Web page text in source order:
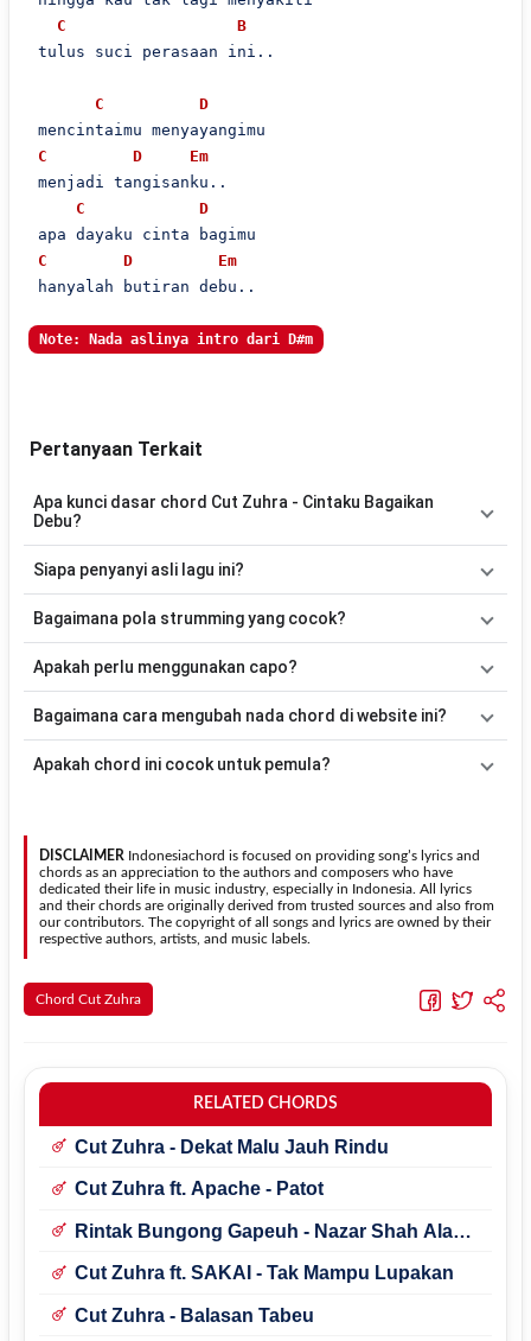
C
B
tulus suci perasaan ini..
C
D
mencintaimu menyayangimu
C
D
Em
menjadi tangisanku..
C
D
apa dayaku cinta bagimu
C
D
Em
hanyalah butiran debu..
Note: Nada aslinya intro dari D#m
Pertanyaan Terkait
Apa kunci dasar chord Cut Zuhra - Cintaku Bagaikan
Debu?
Am, D, G, C, Bm, B. Versi chord ini telah disederhanakan sehingga
belajar memainkan lagu ini.
Siapa penyanyi asli lagu ini?
olehCut Zuhra. Pada halaman ini tersedia versi chord gitar yang
Bagaimana pola strumming yang cocok?
acuan, kamu dapat menggunakan pola
laguCintaku Bagaikan Debu.
Apakah perlu menggunakan capo?
kunci dasarEm. Jika ingin mengikuti nada asli penyanyi, kamu
sesuai kebutuhan.
Bagaimana cara mengubah nada chord di website ini?
Transpose (bawah)untuk menurunkan nada. Seluruh chord akan
Apakah chord ini cocok untuk pemula?
dipelajari oleh pemula tanpa menghilangkan struktur dasar lagu.
DISCLAIMER Indonesiachord is focused on providing song’s lyrics and
chords as an appreciation to the authors and composers who have
dedicated their life in music industry, especially in Indonesia. All lyrics
and their chords are originally derived from trusted sources and also from
our contributors. The copyright of all songs and lyrics are owned by their
respective authors, artists, and music labels.
Chord Cut Zuhra
RELATED CHORDS
Cut Zuhra - Dekat Malu Jauh Rindu
Cut Zuhra ft. Apache - Patot
Rintak Bungong Gapeuh - Nazar Shah Alam
Cut Zuhra ft. SAKAI - Tak Mampu Lupakan
Cut Zuhra - Balasan Tabeu